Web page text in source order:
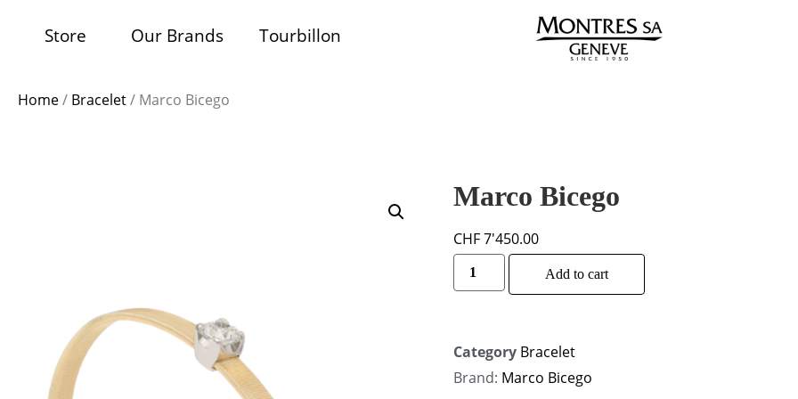
Store Our Brands Tourbillon
Home/ Bracelet/ Marco Bicego
Marco Bicego
CHF7'450.00
Add to cart
Category Bracelet
Brand: Marco Bicego